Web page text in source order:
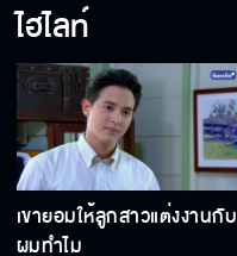
ไฮไลท์
เขายอมให้ลูกสาวแต่งงานกับ
ผมทำไม